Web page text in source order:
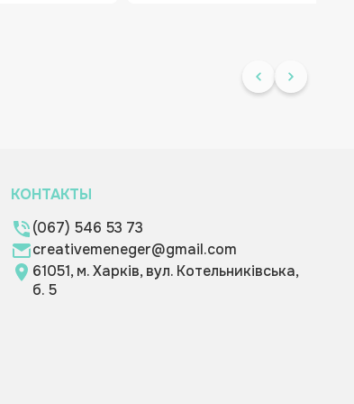
КОНТАКТЫ
(067) 546 53 73
creativemeneger@gmail.com
61051, м. Харків, вул. Котельниківська,
б. 5